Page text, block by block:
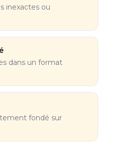
inexactes ou
dans un format
fondé sur